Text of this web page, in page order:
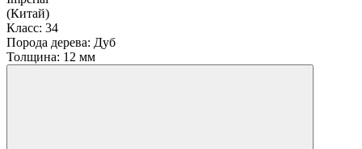
(Китай)
Класс: 34
Порода дерева: Дуб
Толщина: 12 мм